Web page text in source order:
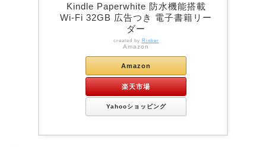
Kindle Paperwhite 防水機能搭載
Wi-Fi 32GB 広告つき 電子書籍リー
ダー
created by Rinker
Amazon
Amazon
楽天市場
Yahooショッピング